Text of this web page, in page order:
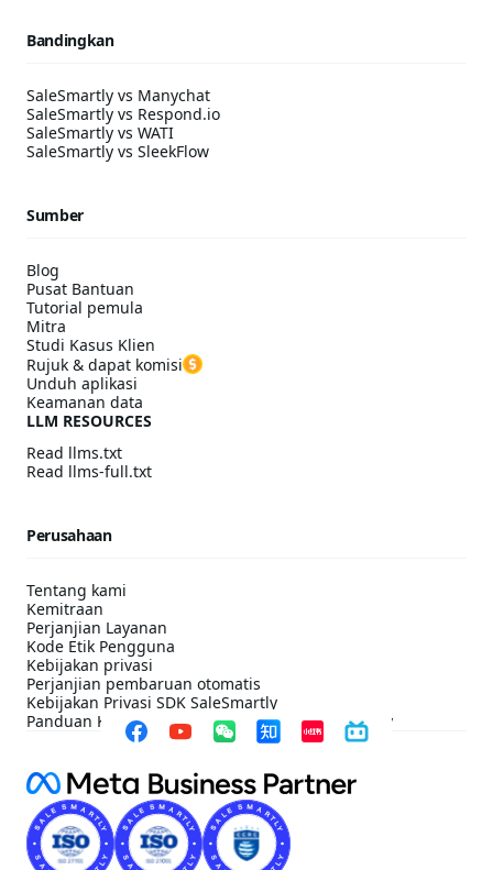
Bandingkan
SaleSmartly vs Manychat
SaleSmartly vs Respond.io
SaleSmartly vs WATI
SaleSmartly vs SleekFlow
Sumber
Blog
Pusat Bantuan
Tutorial pemula
Mitra
Studi Kasus Klien
Rujuk & dapat komisi
Unduh aplikasi
Keamanan data
LLM RESOURCES
Read llms.txt
Read llms-full.txt
Perusahaan
Tentang kami
Kemitraan
Perjanjian Layanan
Kode Etik Pengguna
Kebijakan privasi
Perjanjian pembaruan otomatis
Kebijakan Privasi SDK SaleSmartly
Panduan Konfigurasi Kepatuhan SDK SaleSmartly